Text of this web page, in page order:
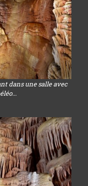
dans une salle avec